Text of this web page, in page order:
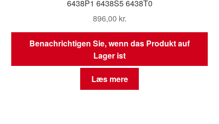
6438P1 6438S5 6438T0
896,00 kr.
Benachrichtigen Sie, wenn das Produkt auf
Lager ist
Læs mere